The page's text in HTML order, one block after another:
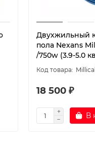
Двухжильный
пола Nexans
/750w (3.9-5.0
18 500 ₽
В